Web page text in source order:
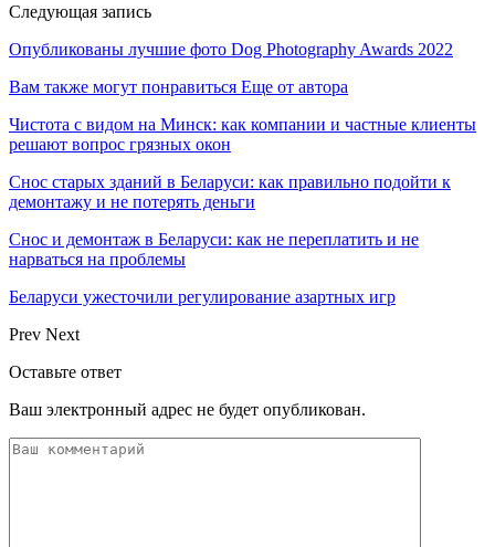
Следующая запись
Опубликованы лучшие фото Dog Photography Awards 2022
Вам также могут понравиться Еще от автора
Чистота с видом на Минск: как компании и частные клиенты
решают вопрос грязных окон
Снос старых зданий в Беларуси: как правильно подойти к
демонтажу и не потерять деньги
Снос и демонтаж в Беларуси: как не переплатить и не
нарваться на проблемы
Беларуси ужесточили регулирование азартных игр
Prev Next
Оставьте ответ
Ваш электронный адрес не будет опубликован.